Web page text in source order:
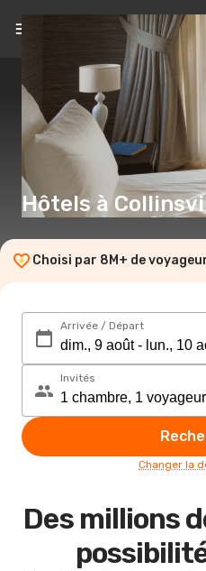
Hôtels à
Choisi par 8M+ de
Arrivée / Départ
Invités
Changer la
Des millions